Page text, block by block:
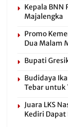
Kepala BNN
Majalengka
Promo
Dua Malam
Bupati
Budidaya
Tebar untuk
Juara LKS
Kediri Dapat